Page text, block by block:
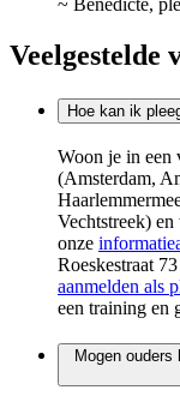
~ Benedicte,
Veelgestelde
Hoe kan ik
Woon je in een
(Amsterdam,
Vechtstreek)
onze
Roeskestraat
aanmelden als
een training en
Mogen